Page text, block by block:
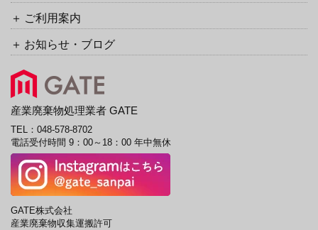
ご利用案内
お知らせ・ブログ
産業廃棄物処理業者 GATE
TEL： 048-578-8702
電話受付時間 9：00～18：00 年中無休
GATE株式会社
産業廃棄物収集運搬許可